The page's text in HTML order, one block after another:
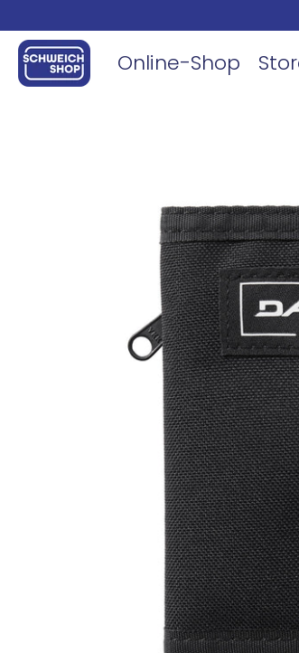
Online-Shop